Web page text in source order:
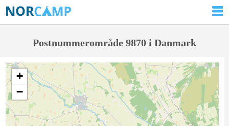
Postnummerområde 9870 i Danmark
+
−